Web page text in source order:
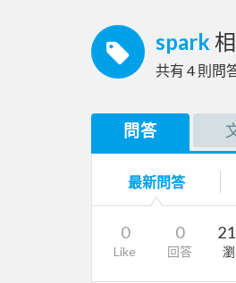
spark
共有 4 則問
問答
最新問答
0
Like
0
回答